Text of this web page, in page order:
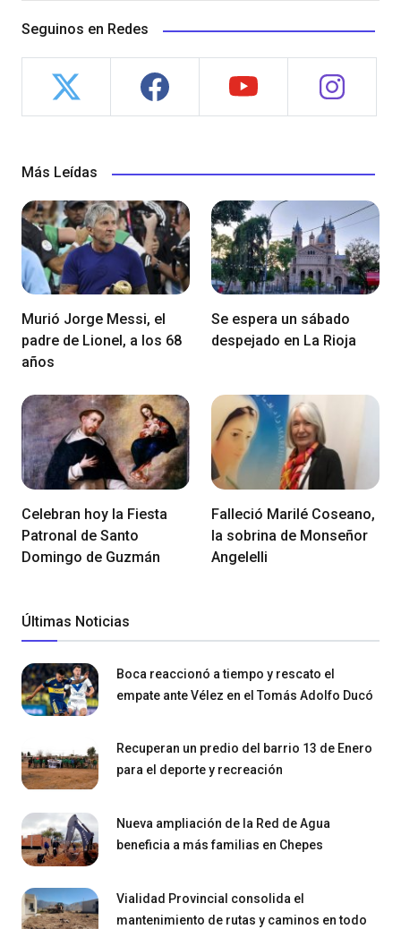
Seguinos en Redes
Más Leídas
Murió Jorge Messi, el
padre de Lionel, a los 68
años
Se espera un sábado
despejado en La Rioja
Celebran hoy la Fiesta
Patronal de Santo
Domingo de Guzmán
Falleció Marilé Coseano,
la sobrina de Monseñor
Angelelli
Últimas Noticias
Boca reaccionó a tiempo y rescato el
empate ante Vélez en el Tomás Adolfo Ducó
Recuperan un predio del barrio 13 de Enero
para el deporte y recreación
Nueva ampliación de la Red de Agua
beneficia a más familias en Chepes
Vialidad Provincial consolida el
mantenimiento de rutas y caminos en todo